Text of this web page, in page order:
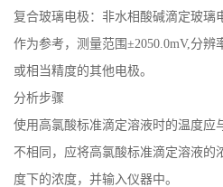
复合玻璃电极：非水相酸碱滴定玻璃
作为参考，测量范围±2050.0mV,分辨
或相当精度的其他电极。
分析步骤
使用高氯酸标准滴定溶液时的温度应
不相同，应将高氯酸标准滴定溶液的
度下的浓度，并输入仪器中。